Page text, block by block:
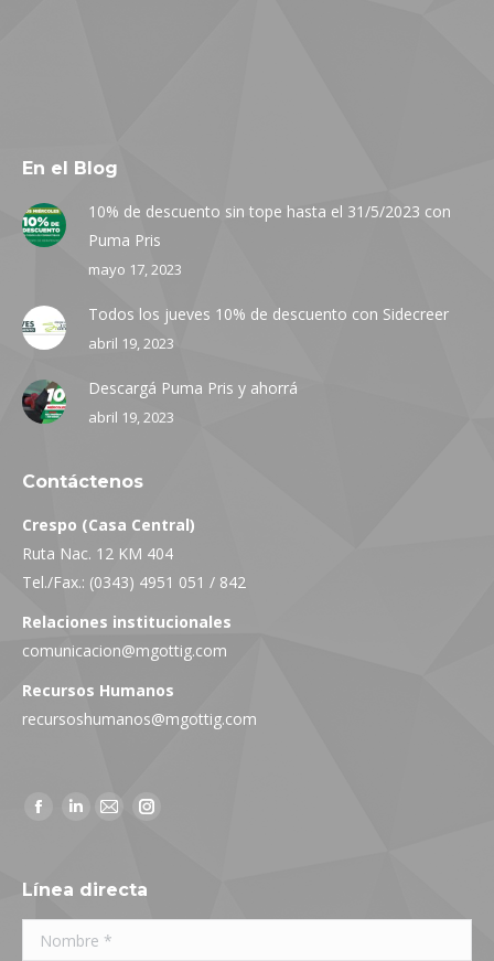
En el Blog
10% de descuento sin tope hasta el 31/5/2023 con
Puma Pris
mayo 17, 2023
Todos los jueves 10% de descuento con Sidecreer
abril 19, 2023
Descargá Puma Pris y ahorrá
abril 19, 2023
Contáctenos
Crespo (Casa Central)
Ruta Nac. 12 KM 404
Tel./Fax.: (0343) 4951 051 / 842
Relaciones institucionales
comunicacion@mgottig.com
Recursos Humanos
recursoshumanos@mgottig.com
Facebook
new
Linkedin
new
Mail
new
Instagram
Línea directa
Nombre *